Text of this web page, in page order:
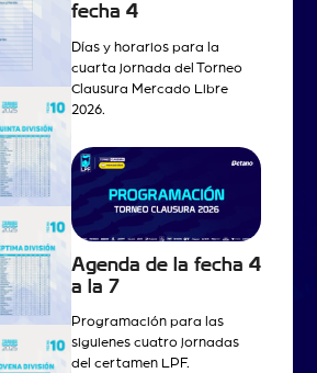
fecha 4
Días y horarios para la
cuarta jornada del Torneo
Clausura Mercado Libre
2026.
Agenda de la fecha 4
a la 7
Programación para las
siguienes cuatro jornadas
del certamen LPF.